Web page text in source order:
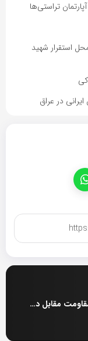
استقرار شهید
در عراق
هیچ اختلاف‌نظری بین مسئولان در مقاومت مقابل دشمن وجود ندارد